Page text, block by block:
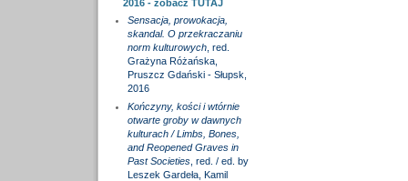
2016 - zobacz TUTAJ
Sensacja, prowokacja,
skandal. O przekraczaniu
norm kulturowych, red.
Grażyna Różańska,
Pruszcz Gdański - Słupsk,
2016
Kończyny, kości i wtórnie
otwarte groby w dawnych
kulturach / Limbs, Bones,
and Reopened Graves in
Past Societies, red. / ed. by
Leszek Gardeła, Kamil